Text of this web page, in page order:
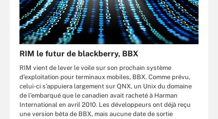
RIM le futur de blackberry, BBX
RIM vient de lever le voile sur son prochain système
d’exploitation pour terminaux mobiles, BBX. Comme prévu,
celui-ci s’appuiera largement sur QNX, un Unix du domaine
de l’embarqué que le canadien avait racheté à Harman
International en avril 2010. Les développeurs ont déjà reçu
une version bêta de BBX, mais aucune date de sortie